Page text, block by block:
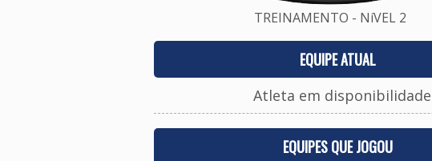
TREINAMENTO - NíVEL 2
EQUIPE ATUAL
Atleta em disponibilidade
EQUIPES QUE JOGOU